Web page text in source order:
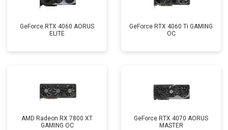
GeForce RTX 4060 AORUS
ELITE
GeForce RTX 4060 Ti GAMING
OC
AMD Radeon RX 7800 XT
GAMING OC
GeForce RTX 4070 AORUS
MASTER